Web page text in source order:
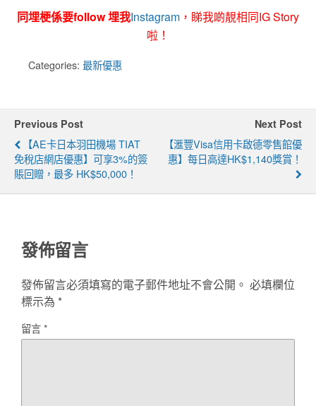
同埋梗係要follow 埋我Instagram ，睇我啲靚相同IG Story
啦！
Categories: 最新優惠
Previous Post
【AE卡日本羽田機場 TIAT
免稅店網店優惠】可享3%的簽
賬回贈，最多 HK$50,000！
Next Post
【滙豐Visa信用卡啟德零售館優
惠】每日高達HK$1,140獎賞！
發佈留言
發佈留言必須填寫的電子郵件地址不會公開。 必填欄位
標示為 *
留言*